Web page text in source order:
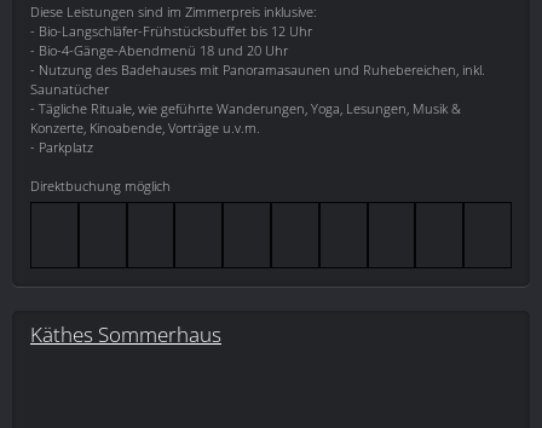
Diese Leistungen sind im Zimmerpreis inklusive:
- Bio-Langschläfer-Frühstücksbuffet bis 12 Uhr
- Bio-4-Gänge-Abendmenü 18 und 20 Uhr
- Nutzung des Badehauses mit Panoramasaunen und Ruhebereichen, inkl.
Saunatücher
- Tägliche Rituale, wie geführte Wanderungen, Yoga, Lesungen, Musik &
Konzerte, Kinoabende, Vorträge u.v.m.
- Parkplatz
Direktbuchung möglich
Käthes Sommerhaus